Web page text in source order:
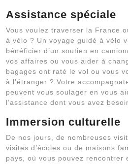
Assistance spéciale
Vous voulez traverser la France
à vélo ? Un voyage guidé à vélo
bénéficier d’un soutien en
vos affaires ou vous aider à
bagages ont raté le vol ou vous
à l’étranger ? Votre
peuvent vous soulager en vous
l’assistance dont vous avez
Immersion culturelle
De nos jours, de nombreuses
visites d’écoles ou de maisons
pays, où vous pouvez rencontrer